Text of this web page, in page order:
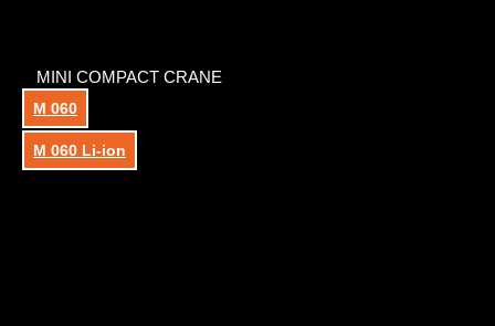
MINI COMPACT CRANE
M 060
M 060 Li-ion